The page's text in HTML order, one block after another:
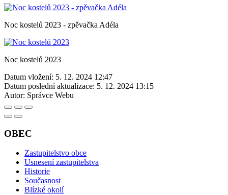
Noc kostelů 2023 - zpěvačka Adéla
Noc kostelů 2023
Datum vložení: 5. 12. 2024 12:47
Datum poslední aktualizace: 5. 12. 2024 13:15
Autor: Správce Webu
OBEC
Zastupitelstvo obce
Usnesení zastupitelstva
Historie
Současnost
Blízké okolí